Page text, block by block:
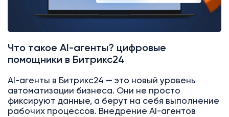
Что такое AI-агенты? цифровые
помощники в Битрикс24
AI-агенты в Битрикс24 — это новый уровень
автоматизации бизнеса. Они не просто
фиксируют данные, а берут на себя выполнение
рабочих процессов. Внедрение AI-агентов